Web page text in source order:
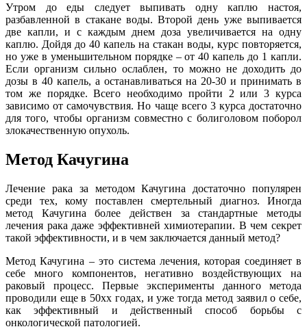
Утром до еды следует выпивать одну каплю настоя,
разбавленной в стакане воды. Второй день уже выпивается
две капли, и с каждым днем доза увеличивается на одну
каплю. Дойдя до 40 капель на стакан воды, курс повторяется,
но уже в уменьшительном порядке – от 40 капель до 1 капли.
Если организм сильно ослаблен, то можно не доходить до
дозы в 40 капель, а останавливаться на 20-30 и принимать в
том же порядке. Всего необходимо пройти 2 или 3 курса
зависимо от самочувствия. Но чаще всего 3 курса достаточно
для того, чтобы организм совместно с болиголовом поборол
злокачественную опухоль.
Метод Качугина
Лечение рака за методом Качугина достаточно популярен
среди тех, кому поставлен смертельный диагноз. Иногда
метод Качугина более действен за стандартные методы
лечения рака даже эффективней химиотерапии. В чем секрет
такой эффективности, и в чем заключается данный метод?
Метод Качугина – это система лечения, которая соединяет в
себе много компонентов, негативно воздействующих на
раковый процесс. Первые эксперименты данного метода
проводили еще в 50хх годах, и уже тогда метод заявил о себе,
как эффективный и действенный способ борьбы с
онкологической патологией.